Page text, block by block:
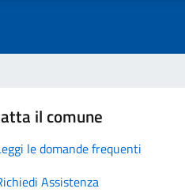
il comune
le domande frequenti
Assistenza